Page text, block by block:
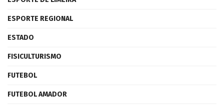
ESPORTE REGIONAL
ESTADO
FISICULTURISMO
FUTEBOL
FUTEBOL AMADOR